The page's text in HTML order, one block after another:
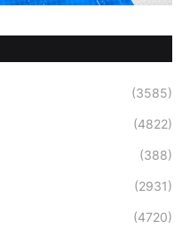
(3585)
(4822)
(388)
(2931)
(4720)